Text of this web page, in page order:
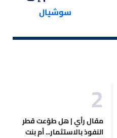
سوشيال
مقال رأي | هل طوّعت قطر
النفوذ بالاستثمار... أم بنت